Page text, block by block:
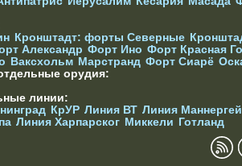
Кронштадт: форты Северные
Александр Форт Ино Форт Красная
Ваксхольм Марстранд Форт Сиарё
орудия:
линии:
КрУР Линия ВТ Линия
Линия Харпарског Миккели
Готланд